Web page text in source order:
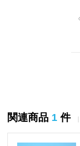
関連商品 1 件